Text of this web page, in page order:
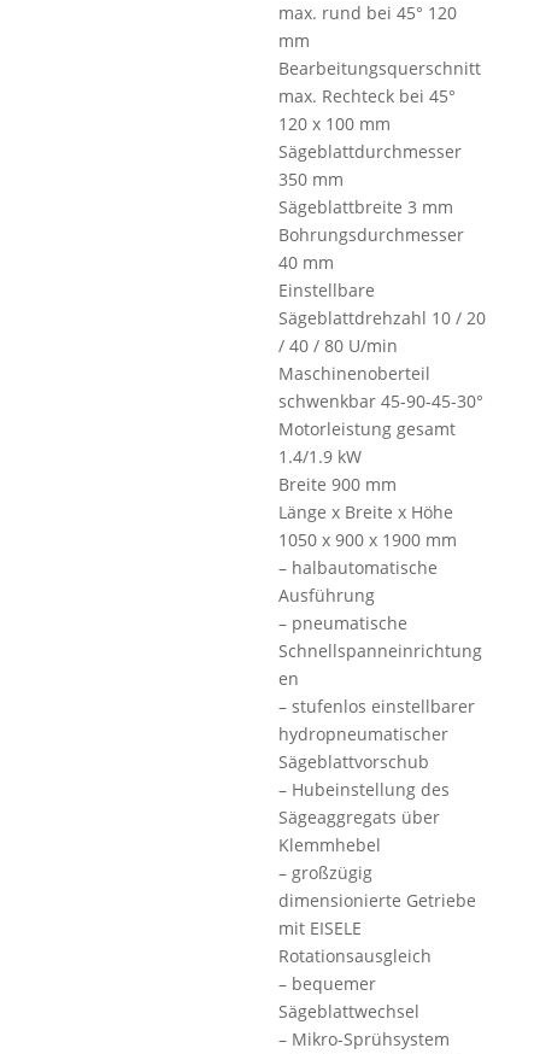
max. rund bei 45° 120
mm
Bearbeitungsquerschnitt
max. Rechteck bei 45°
120 x 100 mm
Sägeblattdurchmesser
350 mm
Sägeblattbreite 3 mm
Bohrungsdurchmesser
40 mm
Einstellbare
Sägeblattdrehzahl 10 / 20
/ 40 / 80 U/min
Maschinenoberteil
schwenkbar 45-90-45-30°
Motorleistung gesamt
1.4/1.9 kW
Breite 900 mm
Länge x Breite x Höhe
1050 x 900 x 1900 mm
– halbautomatische
Ausführung
– pneumatische
Schnellspanneinrichtung
en
– stufenlos einstellbarer
hydropneumatischer
Sägeblattvorschub
– Hubeinstellung des
Sägeaggregats über
Klemmhebel
– großzügig
dimensionierte Getriebe
mit EISELE
Rotationsausgleich
– bequemer
Sägeblattwechsel
– Mikro-Sprühsystem